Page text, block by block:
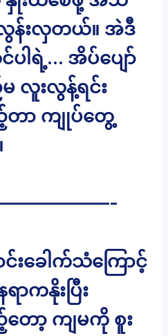
န်းလှတယ်။ အဲဒီ
ပါရဲ့… အိပ်ပျော်
လူးလွန့်ရင်း
တာ ကျုပ်တွေ့
င်းခေါက်သံကြောင့်
ာကနိုးပြီး
ော့ ကျမကို စူး